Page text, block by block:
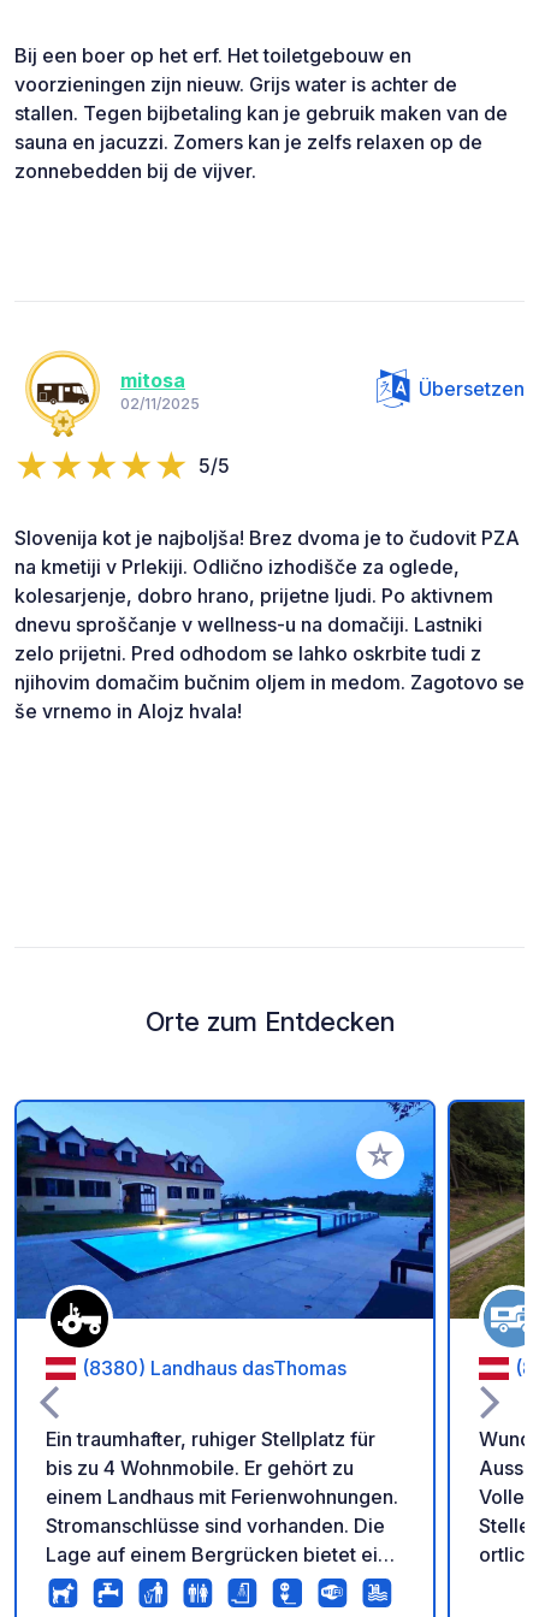
Bij een boer op het erf. Het toiletgebouw en
voorzieningen zijn nieuw. Grijs water is achter de
stallen. Tegen bijbetaling kan je gebruik maken van de
sauna en jacuzzi. Zomers kan je zelfs relaxen op de
zonnebedden bij de vijver.
mitosa
02/11/2025
Übersetzen
5/5
Slovenija kot je najboljša! Brez dvoma je to čudovit PZA
na kmetiji v Prlekiji. Odlično izhodišče za oglede,
kolesarjenje, dobro hrano, prijetne ljudi. Po aktivnem
dnevu sproščanje v wellness-u na domačiji. Lastniki
zelo prijetni. Pred odhodom se lahko oskrbite tudi z
njihovim domačim bučnim oljem in medom. Zagotovo se
še vrnemo in Alojz hvala!
Orte zum Entdecken
Zu Ihren Favoriten
(8380) Landhaus dasThomas
Ein traumhafter, ruhiger Stellplatz für
bis zu 4 Wohnmobile. Er gehört zu
einem Landhaus mit Ferienwohnungen.
Stromanschlüsse sind vorhanden. Die
Lage auf einem Bergrücken bietet eine
herrliche Aussicht. Ein beheizter Pool
Stelle